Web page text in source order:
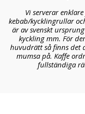
Vi serverar
kebab/kycklingrullar
är av svenskt
kyckling mm. För
huvudrätt så finns det
mumsa på. Kaffe
fullständiga